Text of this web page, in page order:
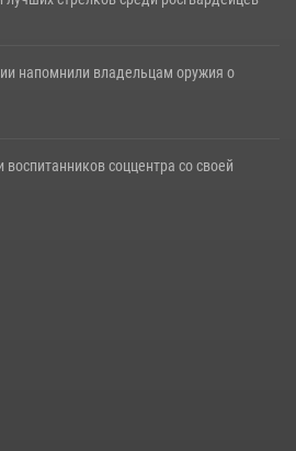
напомнили владельцам оружия о
соццентра со своей